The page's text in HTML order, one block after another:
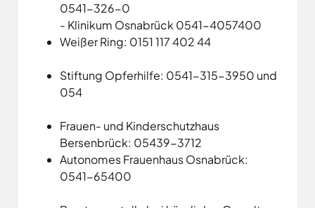
0541-326-0
- Klinikum Osnabrück 0541-4057400
Weißer Ring: 0151 117 402 44
Stiftung Opferhilfe: 0541-315-3950 und
054
Frauen- und Kinderschutzhaus
Bersenbrück: 05439-3712
Autonomes Frauenhaus Osnabrück:
0541-65400
Neuenkirchen
Osnabrück
Wallenhorst